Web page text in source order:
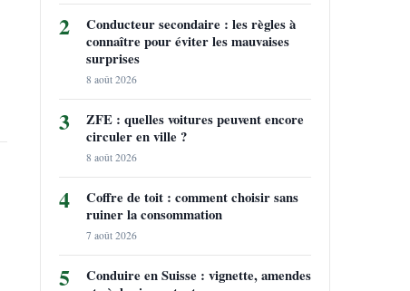
2
Conducteur secondaire : les règles à
connaître pour éviter les mauvaises
surprises
8 août 2026
3
ZFE : quelles voitures peuvent encore
circuler en ville ?
8 août 2026
4
Coffre de toit : comment choisir sans
ruiner la consommation
7 août 2026
5
Conduire en Suisse : vignette, amendes